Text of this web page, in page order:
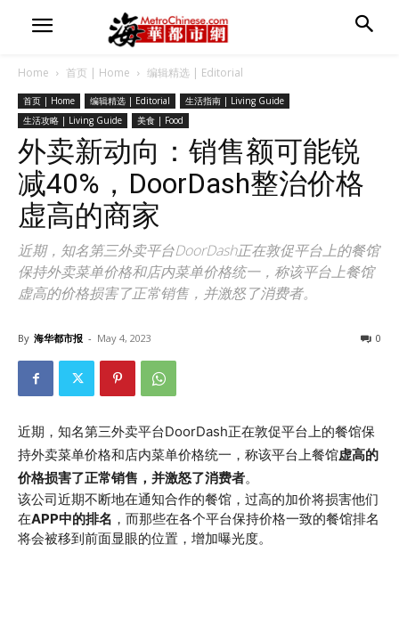
Home 首页 | Home 编辑精选 | Editorial
首页 | Home 编辑精选 | Editorial
生活指南 | Living Guide
生活攻略 | Living Guide
美食 | Food
外卖新动向：销售额可能锐
减40%，DoorDash整治价格
虚高的商家
近期，知名第三外卖平台DoorDash正在敦促平台上的餐馆
保持外卖菜单价格和店内菜单价格统一，称该平台上餐馆
虚高的价格损害了正常销售，并激怒了消费者。
By 海华都市报 - May 4, 2023 0
近期，知名第三外卖平台DoorDash正在敦促平台上的餐馆保
持外卖菜单价格和店内菜单价格统一，称该平台上餐馆虚高的
价格损害了正常销售，并激怒了消费者。
该公司近期不断地在通知合作的餐馆，过高的加价将损害他们
在APP中的排名 ，而那些在各个平台保持价格一致的餐馆排名
将会被移到前面显眼的位置，增加曝光度。